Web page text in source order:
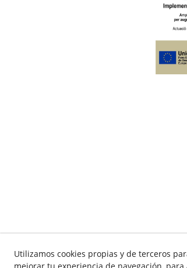
Utilizamos cookies propias y de terceros